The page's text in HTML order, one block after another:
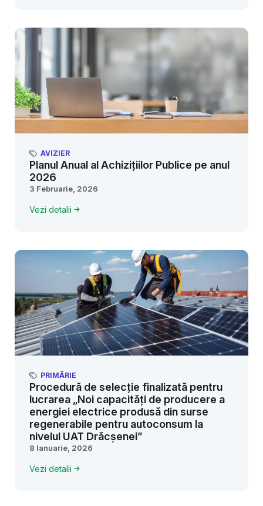
AVIZIER
Planul Anual al Achizițiilor Publice pe anul
2026
3 Februarie, 2026
Vezi detalii
PRIMĂRIE
Procedură de selecție finalizată pentru
lucrarea „Noi capacități de producere a
energiei electrice produsă din surse
regenerabile pentru autoconsum la
nivelul UAT Drăcșenei”
8 Ianuarie, 2026
Vezi detalii